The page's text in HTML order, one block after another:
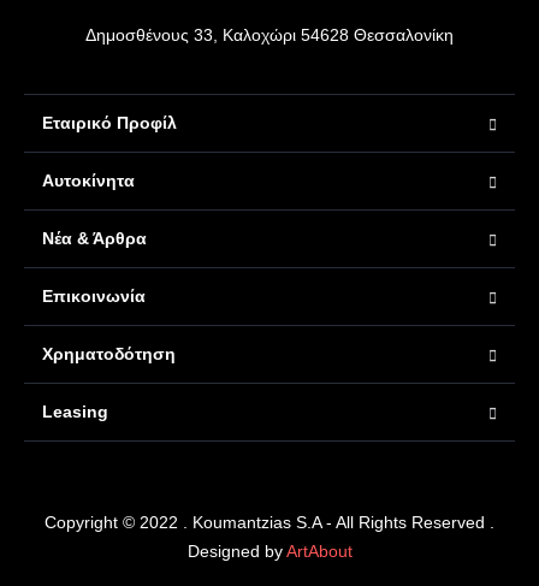
Δημοσθένους 33, Καλοχώρι 54628 Θεσσαλονίκη
Εταιρικό Προφίλ
Αυτοκίνητα
Νέα & Άρθρα
Επικοινωνία
Χρηματοδότηση
Leasing
Copyright © 2022 . Koumantzias S.A - All Rights Reserved .
Designed byArtAbout